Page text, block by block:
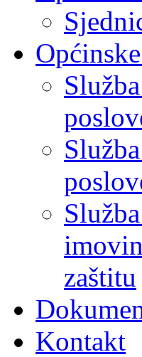
zaštitu
Kontakt